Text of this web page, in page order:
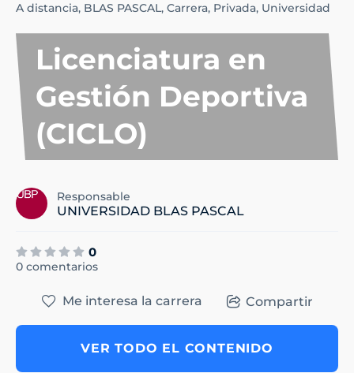
A distancia, BLAS PASCAL, Carrera, Privada, Universidad
Licenciatura en
Gestión Deportiva
(CICLO)
Responsable
UNIVERSIDAD BLAS PASCAL
0
0 comentarios
Me interesa la carrera Compartir
VER TODO EL CONTENIDO